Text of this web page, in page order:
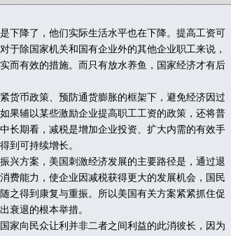
降了，他们实际生活水平也在下降。提高工资可
于除国家机关和国有企业外的其他企业职工来说，
而有效的措施。而只有放水养鱼，国家经济才有后
币政策、预防通货膨胀的框架下，避免经济因过
果辅以某些激励企业提高职工工资的政策，还将普
长期看，减税是增加企业投资、扩大内需的有效手
到可持续增长。
方案，美国刺激经济发展的主要路径是，通过退
费能力，使企业因减税获得更大的发展机会，国民
之得到康复与重振。所以美国有关方案紧紧抓住促
衰退的根本举措。
向民众让利并非二者之间利益的此消彼长，因为